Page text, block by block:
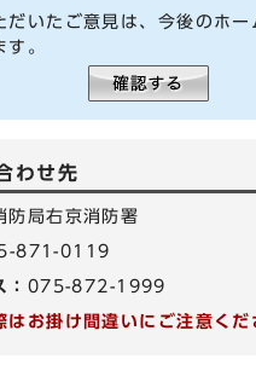
だいたご意見は、今後のホー
。
わせ先
防局右京消防署
871-0119
075-872-1999
はお掛け間違いにご注意くだ